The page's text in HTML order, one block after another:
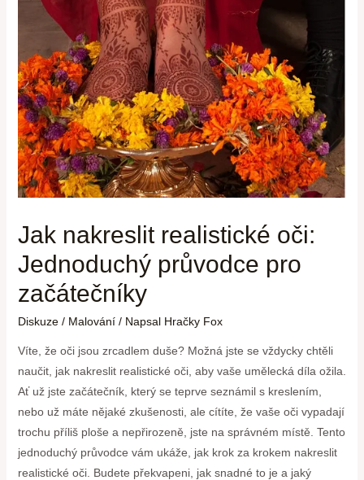
Jak nakreslit realistické oči:
Jednoduchý průvodce pro
začátečníky
Diskuze / Malování/ Napsal Hračky Fox
Víte, že oči jsou zrcadlem duše? Možná jste se vždycky chtěli
naučit, jak nakreslit realistické oči, aby vaše umělecká díla ožila.
Ať už jste začátečník, který se teprve seznámil s kreslením,
nebo už máte nějaké zkušenosti, ale cítíte, že vaše oči vypadají
trochu příliš ploše a nepřirozeně, jste na správném místě. Tento
jednoduchý průvodce vám ukáže, jak krok za krokem nakreslit
realistické oči. Budete překvapeni, jak snadné to je a jaký